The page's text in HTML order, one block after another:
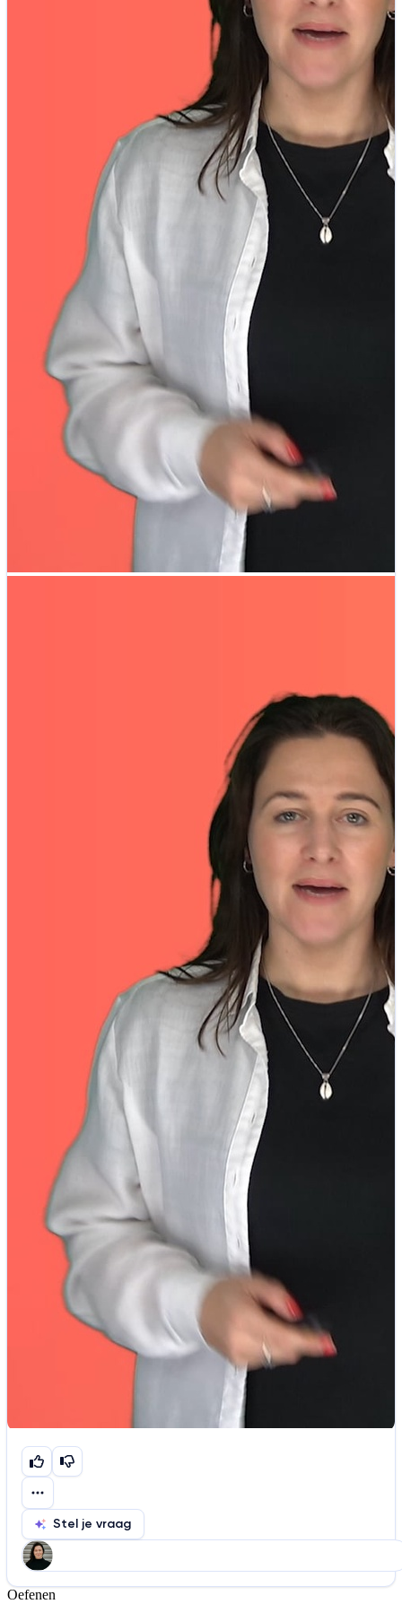
Stel je vraag
Help ons de video te verbeteren
Oefenen